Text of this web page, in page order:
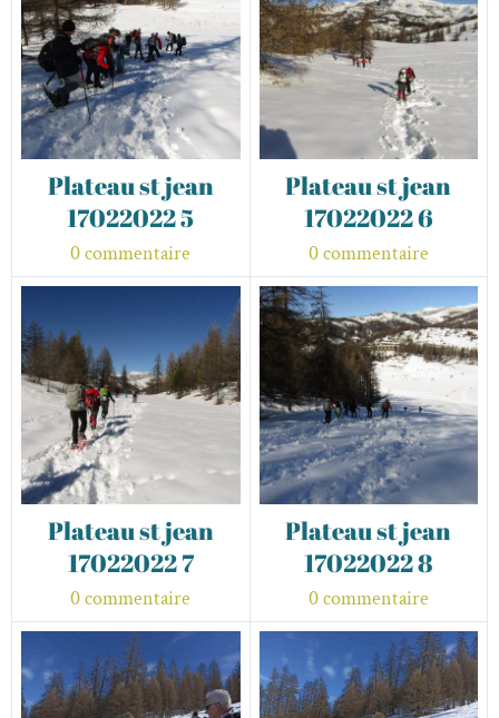
Plateau st jean
17022022 5
0 commentaire
Plateau st jean
17022022 6
0 commentaire
Plateau st jean
17022022 7
0 commentaire
Plateau st jean
17022022 8
0 commentaire